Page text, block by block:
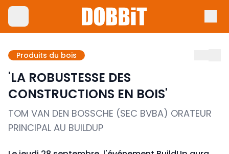
Produits du bois
'LA ROBUSTESSE DES
CONSTRUCTIONS EN BOIS'
TOM VAN DEN BOSSCHE (SEC BVBA) ORATEUR
PRINCIPAL AU BUILDUP